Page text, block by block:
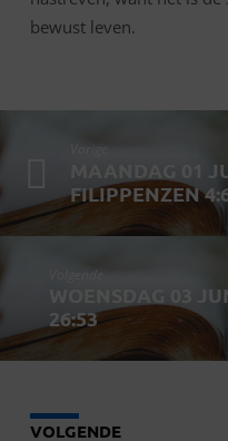
bewust leven.
Vorige
MAANDAG 01
FILIPPENZEN
Volgende
WOENSDAG 03
26:53
VOLGENDE